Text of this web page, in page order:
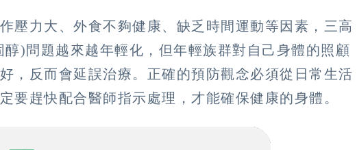
壓力大、外食不夠健康、缺乏時間運動等因素，三高
)問題越來越年輕化，但年輕族群對自己身體的照顧
，反而會延誤治療。正確的預防觀念必須從日常生活
要趕快配合醫師指示處理，才能確保健康的身體。